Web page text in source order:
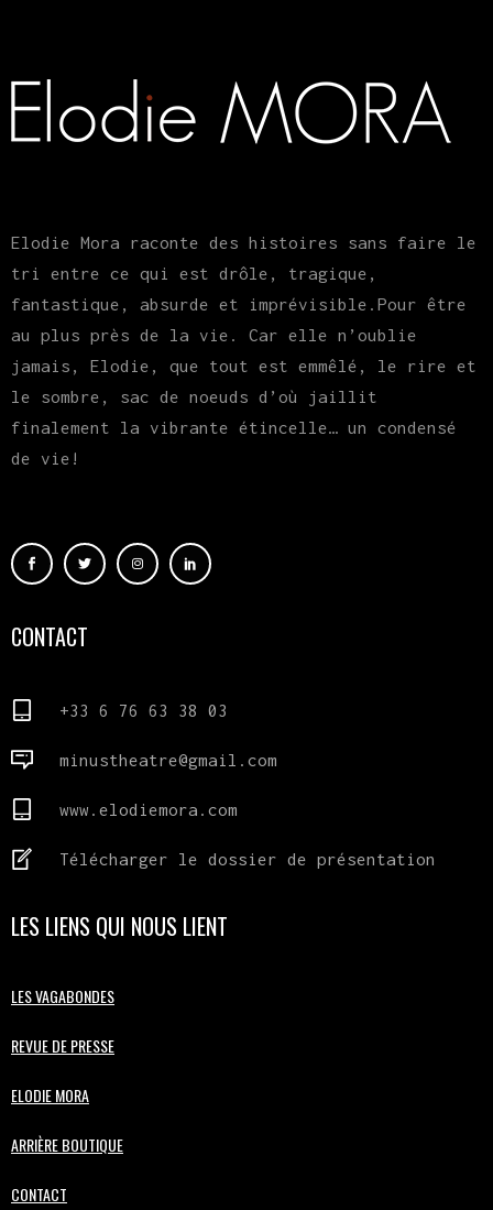
Elodie Mora raconte des histoires sans faire le
tri entre ce qui est drôle, tragique,
fantastique, absurde et imprévisible.Pour être
au plus près de la vie. Car elle n’oublie
jamais, Elodie, que tout est emmêlé, le rire et
le sombre, sac de noeuds d’où jaillit
finalement la vibrante étincelle… un condensé
de vie!
CONTACT
+33 6 76 63 38 03
minustheatre@gmail.com
www.elodiemora.com
Télécharger le dossier de présentation
LES LIENS QUI NOUS LIENT
LES VAGABONDES
REVUE DE PRESSE
ELODIE MORA
ARRIÈRE BOUTIQUE
CONTACT